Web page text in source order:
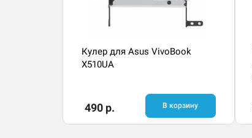
Кулер для Asus VivoBook
X510UA
490 р. В корзину